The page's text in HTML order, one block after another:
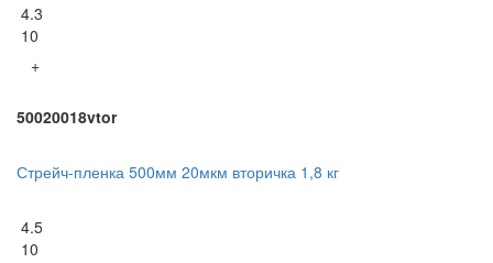
4.3
10
+
50020018vtor
Стрейч-пленка 500мм 20мкм вторичка 1,8 кг
4.5
10